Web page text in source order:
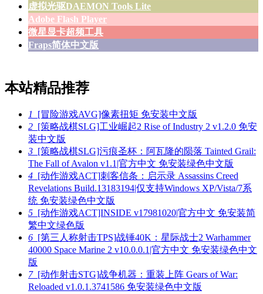
虚拟光驱DAEMON Tools Lite
Adobe Flash Player
微星显卡超频工具
Fraps简体中文版
本站精品推荐
1 [冒险游戏AVG]像素扭矩 免安装中文版
2 [策略战棋SLG]工业崛起2 Rise of Industry 2 v1.2.0 免安
装中文版
3 [策略战棋SLG]污痕圣杯：阿瓦隆的陨落 Tainted Grail:
The Fall of Avalon v1.1|官方中文 免安装绿色中文版
4 [动作游戏ACT]刺客信条：启示录 Assassins Creed
Revelations Build.13183194|仅支持Windows XP/Vista/7系
统 免安装绿色中文版
5 [动作游戏ACT]INSIDE v17981020|官方中文 免安装简
繁中文绿色版
6 [第三人称射击TPS]战锤40K：星际战士2 Warhammer
40000 Space Marine 2 v10.0.0.1|官方中文 免安装绿色中文
版
7[动作射击STG]战争机器：重装上阵 Gears of War:
Reloaded v1.0.1.3741586 免安装绿色中文版